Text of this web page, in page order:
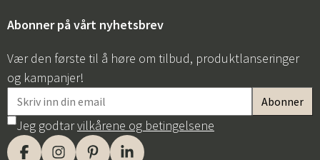
Abonner på vårt nyhetsbrev
Vær den første til å høre om tilbud, produktlanseringer
og kampanjer!
Jeg godtarvilkårene og betingelsene